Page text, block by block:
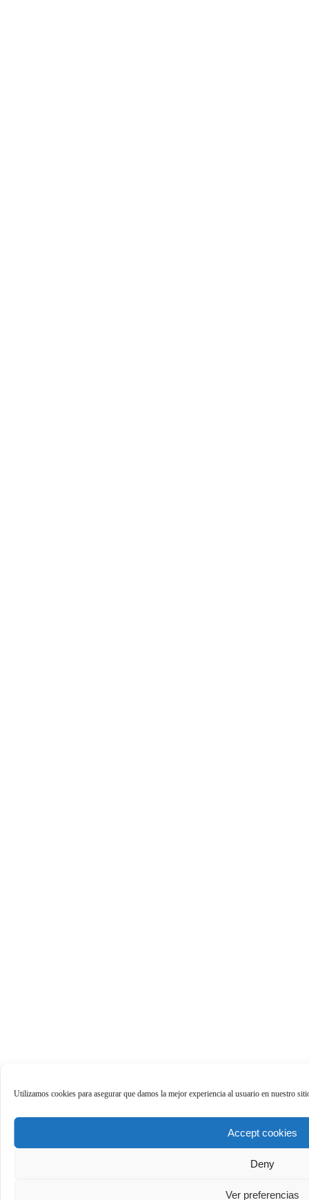
Utilizamos cookies para asegurar que damos la mejor experiencia al usuario en nuestro
Accept cookies
Deny
Ver preferencias